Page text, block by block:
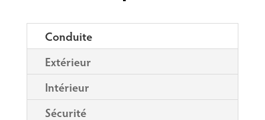
Conduite
Extérieur
Intérieur
Sécurité